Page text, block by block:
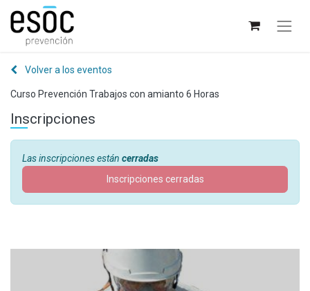
Volver a los eventos
Curso Prevención Trabajos con amianto 6 Horas
Inscripciones
Las inscripciones están cerradas
Inscripciones cerradas